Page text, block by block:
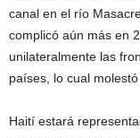
canal en el río
complicó aún más en
unilateralmente las
países, lo cual
Haití estará